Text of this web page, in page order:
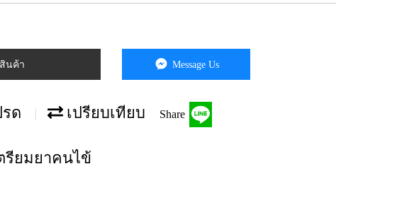
นค้า Message Us
ด เปรียบเทียบ Share
รียมยาคนไข้